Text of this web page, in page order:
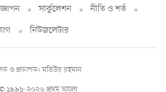
সার্কুলেশন
নীতি ও শর্ত
নিউজলেটার
© ১৯৯৮-২০২৬ প্রথম আলো
ও প্রকাশক: মতিউর রহমান